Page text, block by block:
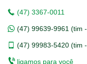
(47) 3367-0011
(47) 99639-9961 (tim -
(47) 99983-5420 (tim -
ligamos para você